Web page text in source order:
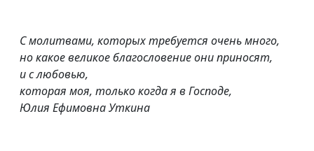
С молитвами, которых требуется очень много,
но какое великое благословение они приносят,
и с любовью,
которая моя, только когда я в Господе,
Юлия Ефимовна Уткина